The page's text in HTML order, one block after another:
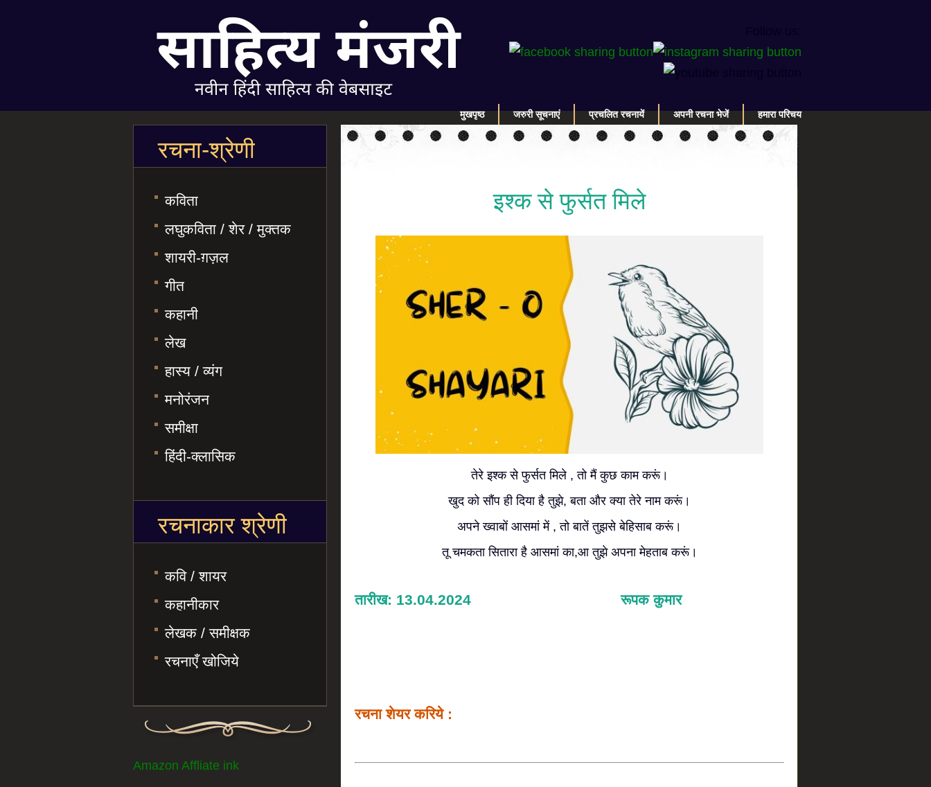
मुखपृष्ठ जरुरी सूचनाएं प्रचलित रचनायें अपनी रचना भेजें हमारा परिचय
इश्क से फुर्सत मिले
तेरे इश्क से फुर्सत मिले , तो मैं कुछ काम करूं।
खुद को सौंप ही दिया है तुझे, बता और क्या तेरे नाम करूं।
अपने ख्वाबों आसमां में , तो बातें तुझसे बेहिसाब करूं।
तू चमकता सितारा है आसमां का,आ तुझे अपना मेहताब करूं।
तारीख: 13.04.2024 रूपक कुमार
रचना शेयर करिये :
रचना-श्रेणी
कविता
लघुकविता / शेर / मुक्तक
शायरी-ग़ज़ल
गीत
कहानी
लेख
हास्य / व्यंग
मनोरंजन
समीक्षा
हिंदी-क्लासिक
रचनाकार श्रेणी
कवि / शायर
कहानीकार
लेखक / समीक्षक
रचनाएँ खोजिये
Amazon Affliate ink